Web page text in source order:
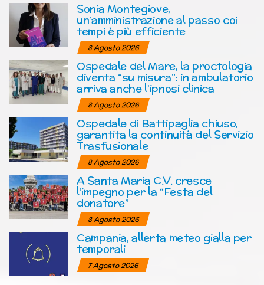
Sonia Montegiove,
un’amministrazione al passo coi
tempi è più efficiente
8 Agosto 2026
Ospedale del Mare, la proctologia
diventa “su misura”: in ambulatorio
arriva anche l’ipnosi clinica
8 Agosto 2026
Ospedale di Battipaglia chiuso,
garantita la continuità del Servizio
Trasfusionale
8 Agosto 2026
A Santa Maria C.V. cresce
l’impegno per la “Festa del
donatore”
8 Agosto 2026
Campania, allerta meteo gialla per
temporali
7 Agosto 2026